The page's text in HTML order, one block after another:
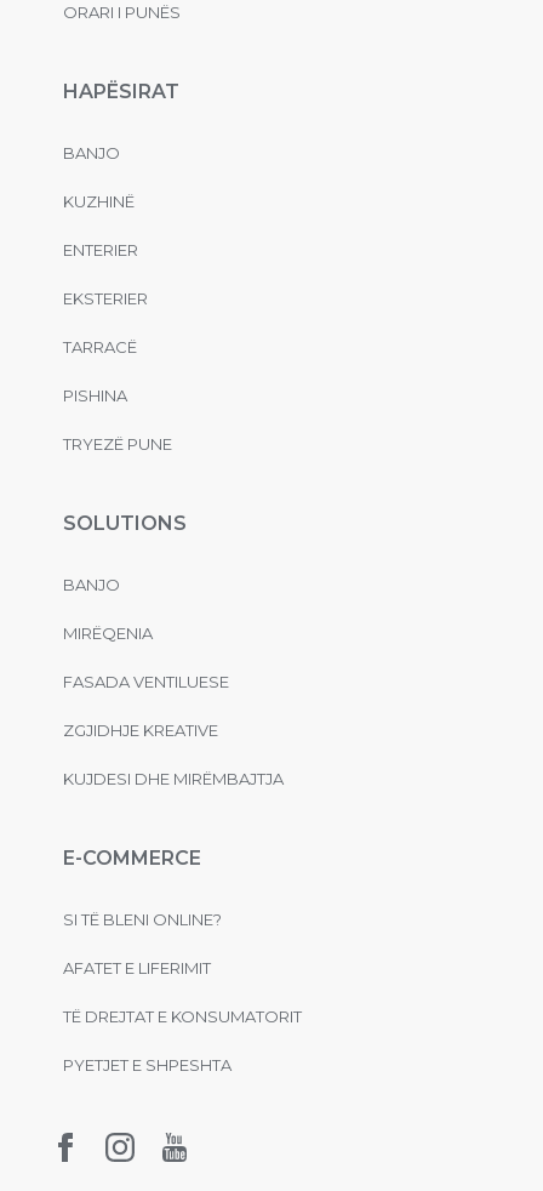
ORARI I PUNËS
HAPËSIRAT
BANJO
KUZHINË
ENTERIER
EKSTERIER
TARRACË
PISHINA
TRYEZË PUNE
SOLUTIONS
BANJO
MIRËQENIA
FASADA VENTILUESE
ZGJIDHJE KREATIVE
KUJDESI DHE MIRËMBAJTJA
E-COMMERCE
SI TË BLENI ONLINE?
AFATET E LIFERIMIT
TË DREJTAT E KONSUMATORIT
PYETJET E SHPESHTA